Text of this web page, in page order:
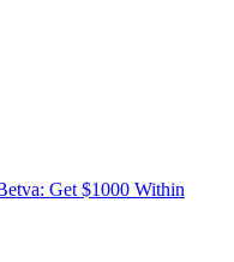
Get $1000 Within